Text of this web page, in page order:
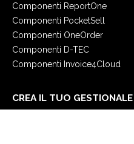
Componenti ReportOne
Componenti PocketSell
Componenti OneOrder
Componenti D-TEC
Componenti Invoice4Cloud
CREA IL TUO GESTIONALE